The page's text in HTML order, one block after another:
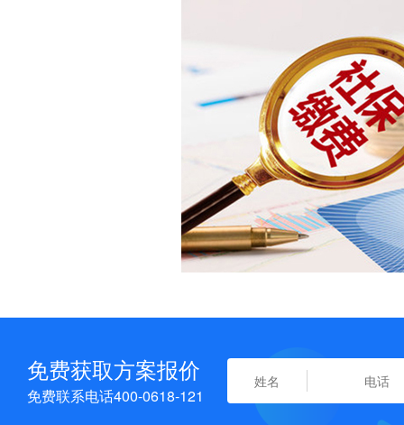
免费获取方案报价
免费联系电话400-0618-121